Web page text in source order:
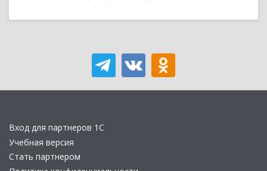
Вход для партнеров 1С
Учебная версия
Стать партнером